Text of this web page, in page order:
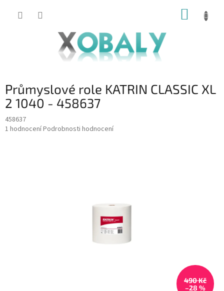
KOŠÍK
Průmyslové role KATRIN CLASSIC XL
2 1040 - 458637
458637
Průměrné
1 hodnoceníPodrobnosti hodnocení
490 Kč
–28 %